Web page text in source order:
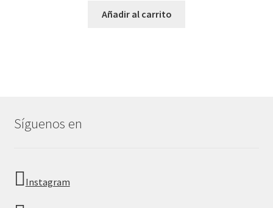
Añadir al carrito
Síguenos en
Instagram